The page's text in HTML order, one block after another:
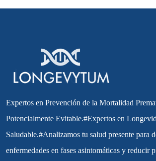
Expertos en Prevención de la Mortalidad
Potencialmente Evitable.#Expertos en
Saludable.#Analizamos tu salud presente para
enfermedades en fases asintomáticas y reducir